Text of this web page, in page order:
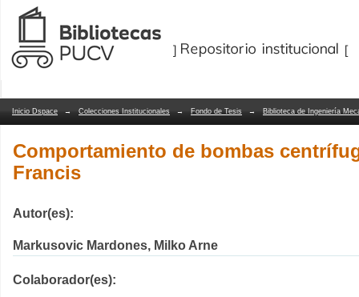
Comportamiento de bombas
Repositorio Dspace/Manakin
Inicio Dspace → Colecciones Institucionales → Fondo de Tesis → Biblioteca de Ingeniería
Comportamiento de bombas
Francis
Autor(es):
Markusovic Mardones, Milko Arne
Colaborador(es):